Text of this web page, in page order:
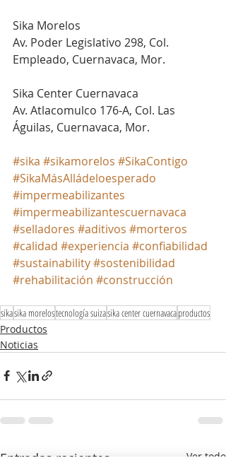
Sika Morelos
Av. Poder Legislativo 298, Col.
Empleado, Cuernavaca, Mor.
Sika Center Cuernavaca
Av. Atlacomulco 176-A, Col. Las
Águilas, Cuernavaca, Mor.
#sika #sikamorelos #SikaContigo
#SikaMásAlládeloesperado
#impermeabilizantes
#impermeabilizantescuernavaca
#selladores #aditivos #morteros
#calidad #experiencia #confiabilidad
#sustainability#sostenibilidad
#rehabilitación #construcción
sikasika morelostecnología suizasika center cuernavacaproductos
Productos
Noticias